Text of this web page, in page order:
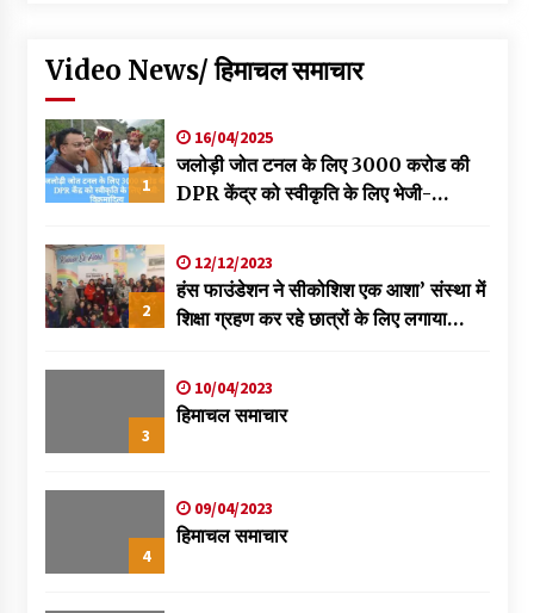
Video News/ हिमाचल समाचार
1
16/04/2025
जलोड़ी जोत टनल के लिए 3000 करोड की
DPR केंद्र को स्वीकृति के लिए भेजी-
2
12/12/2023
हंस फाउंडेशन ने सीकोशिश एक आशा’ संस्था में
शिक्षा ग्रहण कर रहे छात्रों के लिए लगाया
3
10/04/2023
हिमाचल समाचार
4
09/04/2023
हिमाचल समाचार